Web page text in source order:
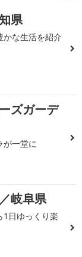
県
かな生活を紹介
ズガーデ
が一堂に
岐阜県
1日ゆっくり楽